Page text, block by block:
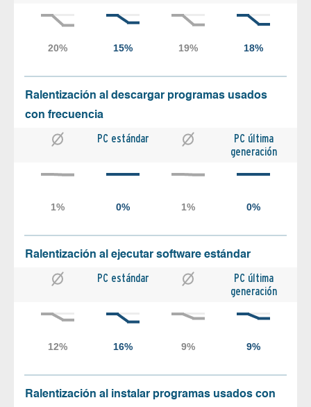
Ralentización al descargar programas usados
con frecuencia
PC estándar
PC última
generación
Ralentización al ejecutar software estándar
PC estándar
PC última
generación
Ralentización al instalar programas usados con